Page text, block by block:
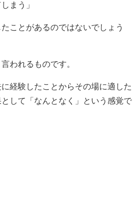
まう」
ことがあるのではないでしょう
われるものです。
経験したことからその場に適した
して「なんとなく」という感覚で